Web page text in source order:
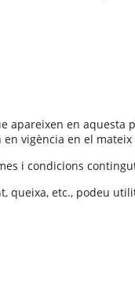
apareixen en
vigència en el
i condicions
queixa, etc., podeu